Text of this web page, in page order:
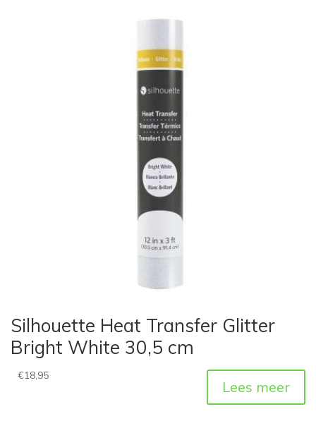
Silhouette Heat Transfer Glitter
Bright White 30,5 cm
€18,95
Lees meer